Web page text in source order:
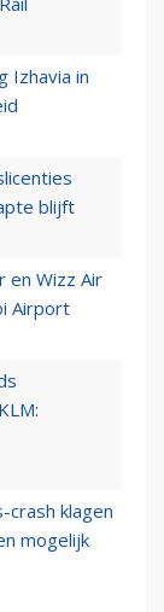
Izhavia in
blijft
en Wizz Air
Airport
crash klagen
mogelijk